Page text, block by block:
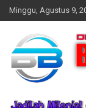
Skip
to
Minggu, Agustus 9,